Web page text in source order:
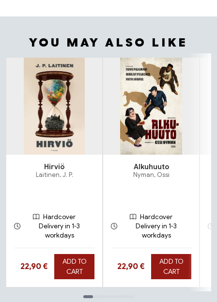
YOU MAY ALSO LIKE
Tuoteluettelon alku
Hirviö
Laitinen, J. P.
Hardcover
Delivery in 1-3
workdays
Hinta nyt
22,90 €
ADD TO
CART
Alkuhuuto
Nyman, Ossi
Hardcover
Delivery in 1-3
workdays
Hinta nyt
22,90 €
ADD TO
CART